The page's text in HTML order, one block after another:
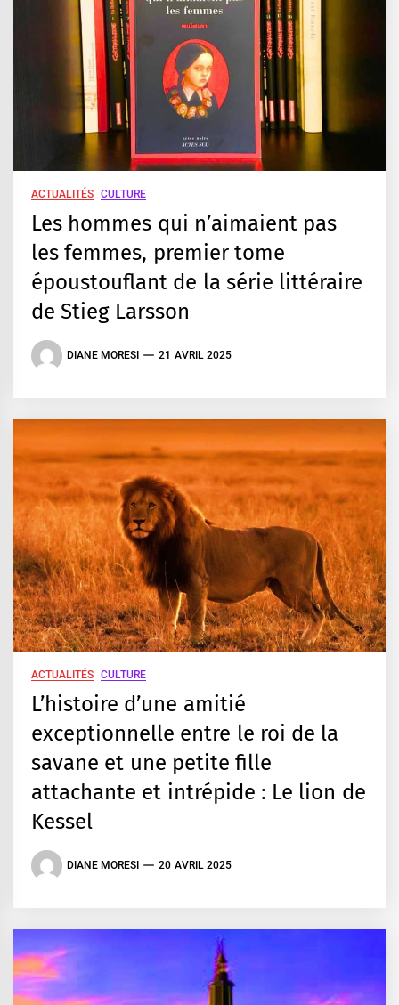
ACTUALITÉS CULTURE
Les hommes qui n’aimaient pas
les femmes, premier tome
époustouflant de la série littéraire
de Stieg Larsson
DIANE MORESI 21 AVRIL 2025
ACTUALITÉS CULTURE
L’histoire d’une amitié
exceptionnelle entre le roi de la
savane et une petite fille
attachante et intrépide : Le lion de
Kessel
DIANE MORESI 20 AVRIL 2025